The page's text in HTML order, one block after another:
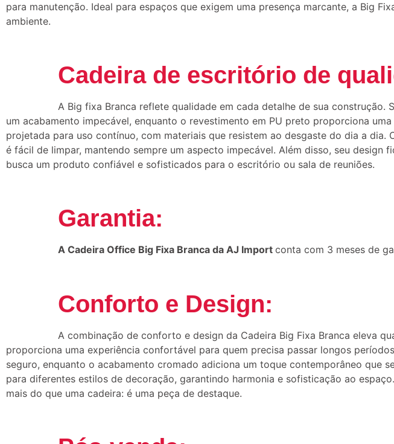
para manutenção. Ideal para espaços que exigem uma presença marcante, a Big
ambiente.
Cadeira de escritório de
A Big fixa Branca reflete qualidade em cada detalhe de sua
um acabamento impecável, enquanto o revestimento em PU preto proporciona
projetada para uso contínuo, com materiais que resistem ao desgaste do dia a dia.
é fácil de limpar, mantendo sempre um aspecto impecável. Além disso, seu design
busca um produto confiável e sofisticados para o escritório ou sala de reuniões.
Garantia:
A Cadeira Office Big Fixa Branca da AJ Import conta com 3 meses de
Conforto e Design:
A combinação de conforto e design da Cadeira Big Fixa Branca eleva
proporciona uma experiência confortável para quem precisa passar longos
seguro, enquanto o acabamento cromado adiciona um toque contemporâneo que
para diferentes estilos de decoração, garantindo harmonia e sofisticação ao
mais do que uma cadeira: é uma peça de destaque.